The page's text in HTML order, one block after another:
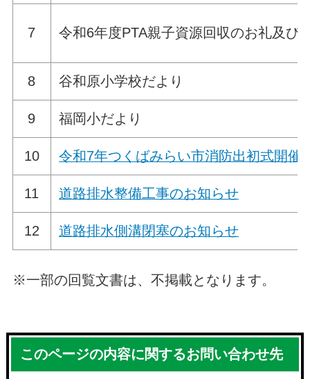
7 令和6年度PTA親子資源回収のお礼及び
8 谷和原小学校だより
9 福岡小だより
10 令和7年つくばみらい市消防出初式開
11 道路排水整備工事のお知らせ
12 道路排水側溝閉塞のお知らせ
※一部の回覧文書は、不掲載となります。
このページの内容に関するお問い合わせ先